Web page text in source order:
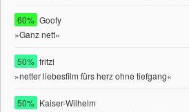
60% Goofy
»Ganz nett«
50% fritzi
»netter liebesfilm fürs herz ohne tiefgang«
50% Kaiser-Wilhelm